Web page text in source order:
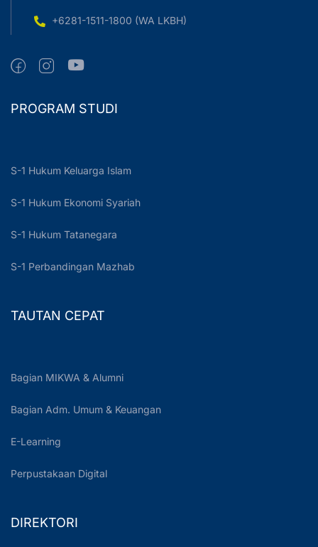
+6281-1511-1800 (WA LKBH)
PROGRAM STUDI
S-1 Hukum Keluarga Islam
S-1 Hukum Ekonomi Syariah
S-1 Hukum Tatanegara
S-1 Perbandingan Mazhab
TAUTAN CEPAT
Bagian MIKWA & Alumni
Bagian Adm. Umum & Keuangan
E-Learning
Perpustakaan Digital
DIREKTORI